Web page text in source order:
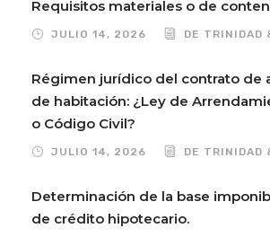
Requisitos materiales o de
JULIO 14, 2026 DE TRINIDAD
Régimen jurídico del contrato de
de habitación: ¿Ley de
o Código Civil?
JULIO 14, 2026 DE TRINIDAD
Determinación de la base
de crédito hipotecario.